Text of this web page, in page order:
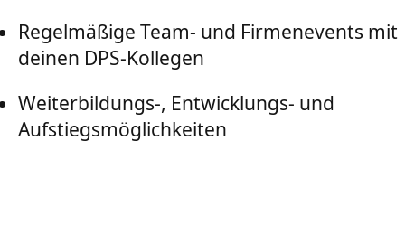
Regelmäßige Team- und Firmenevents mit
deinen DPS-Kollegen
Weiterbildungs-, Entwicklungs- und
Aufstiegsmöglichkeiten